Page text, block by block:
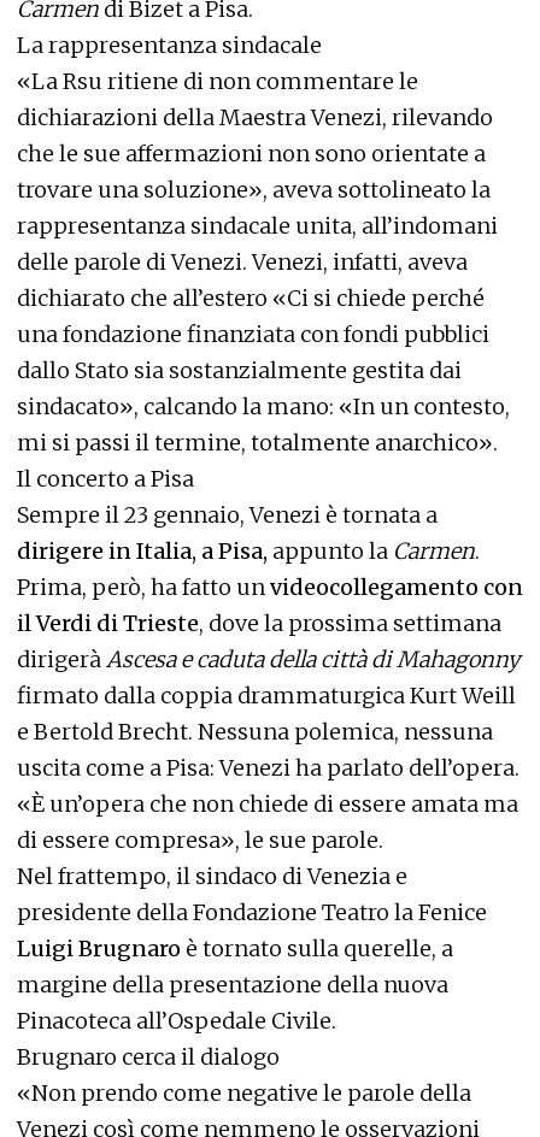
Carmen di Bizet a Pisa.
La rappresentanza sindacale
«La Rsu ritiene di non commentare le
dichiarazioni della Maestra Venezi, rilevando
che le sue affermazioni non sono orientate a
trovare una soluzione», aveva sottolineato la
rappresentanza sindacale unita, all’indomani
delle parole di Venezi. Venezi, infatti, aveva
dichiarato che all’estero «Ci si chiede perché
una fondazione finanziata con fondi pubblici
dallo Stato sia sostanzialmente gestita dai
sindacato», calcando la mano: «In un contesto,
mi si passi il termine, totalmente anarchico».
Il concerto a Pisa
Sempre il 23 gennaio, Venezi è tornata a
dirigere in Italia, a Pisa, appunto la Carmen.
Prima, però, ha fatto un videocollegamento con
il Verdi di Trieste, dove la prossima settimana
dirigerà Ascesa e caduta della città di Mahagonny
firmato dalla coppia drammaturgica Kurt Weill
e Bertold Brecht. Nessuna polemica, nessuna
uscita come a Pisa: Venezi ha parlato dell’opera.
«È un’opera che non chiede di essere amata ma
di essere compresa», le sue parole.
Nel frattempo, il sindaco di Venezia e
presidente della Fondazione Teatro la Fenice
Luigi Brugnaro è tornato sulla querelle, a
margine della presentazione della nuova
Pinacoteca all’Ospedale Civile.
Brugnaro cerca il dialogo
«Non prendo come negative le parole della
Venezi così come nemmeno le osservazioni